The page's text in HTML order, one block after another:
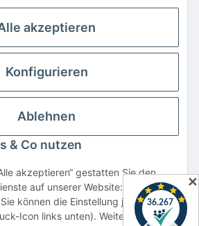
an Netzteilen und Ladegeräten
widerrufen
USt., zzgl.Versand
u. Bezeichnungen sind eingetragene Warenzeichen
akzeptieren
Konfigurieren
Ablehnen
& Co nutzen
akzeptieren“ gestatten Sie den
auf unserer Website: YouTube,
können die Einstellung jederzeit
Icon links unten). Weitere Details
✕